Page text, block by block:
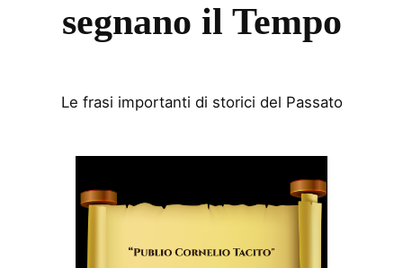
segnano il Tempo
Le frasi importanti di storici del Passato